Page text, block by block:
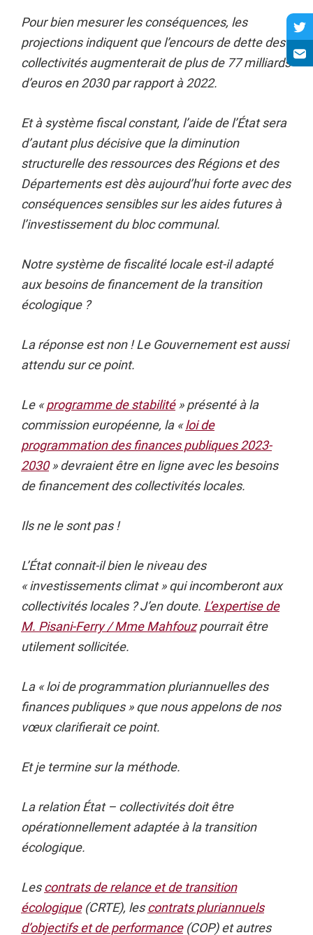
Pour bien mesurer les conséquences, les
projections indiquent que l’encours de dette des
collectivités augmenterait de plus de 77 milliards
d’euros en 2030 par rapport à 2022.
Et à système fiscal constant, l’aide de l’État sera
d’autant plus décisive que la diminution
structurelle des ressources des Régions et des
Départements est dès aujourd’hui forte avec des
conséquences sensibles sur les aides futures à
l’investissement du bloc communal.
Notre système de fiscalité locale est-il adapté
aux besoins de financement de la transition
écologique ?
La réponse est non ! Le Gouvernement est aussi
attendu sur ce point.
Le «programme de stabilité» présenté à la
commission européenne, la «loi de
programmation des finances publiques 2023-
2030» devraient être en ligne avec les besoins
de financement des collectivités locales.
Ils ne le sont pas !
L’État connait-il bien le niveau des
« investissements climat » qui incomberont aux
collectivités locales ? J’en doute. L’expertise de
M. Pisani-Ferry / Mme Mahfouzpourrait être
utilement sollicitée.
La « loi de programmation pluriannuelles des
finances publiques » que nous appelons de nos
vœux clarifierait ce point.
Et je termine sur la méthode.
La relation État – collectivités doit être
opérationnellement adaptée à la transition
écologique.
Lescontrats de relance et de transition
écologique(CRTE), lescontrats pluriannuels
d’objectifs et de performance(COP) et autres